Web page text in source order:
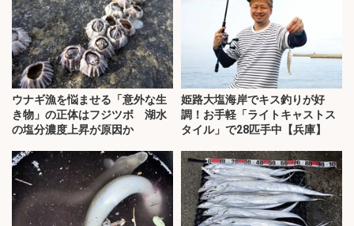
ウナギ漁を悩ませる「意外な生
き物」の正体はフジツボ 湖水
の塩分濃度上昇が原因か
姫路大塩海岸でキス釣りが好
調！お手軽「ライトキャストス
タイル」で28匹手中【兵庫】